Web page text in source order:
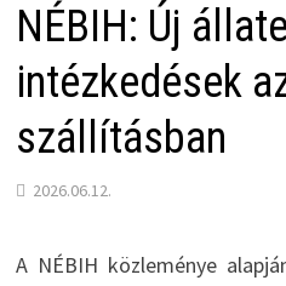
NÉBIH: Új
intézkedések
szállításban
2026.06.12.
A NÉBIH közleménye